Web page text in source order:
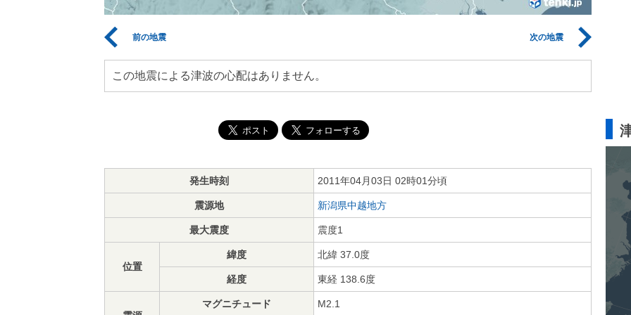
前の地震 次の地震
この地震による津波の心配はありません。
発生時刻 2011年04月03日 02時01分頃
震源地 新潟県中越地方
最大震度 震度1
位置
緯度 北緯 37.0度
経度 東経 138.6度
マグニチュード M2.1